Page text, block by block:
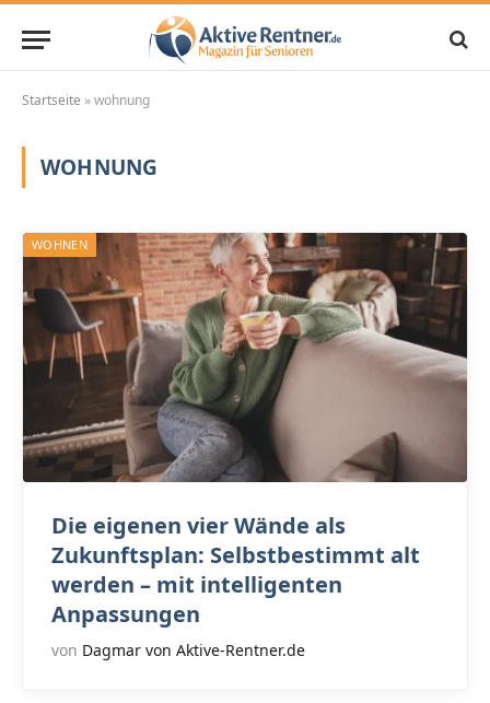
Startseite »wohnung
WOHNUNG
WOHNEN
Die eigenen vier Wände als
Zukunftsplan: Selbstbestimmt alt
werden – mit intelligenten
Anpassungen
von Dagmar von Aktive-Rentner.de